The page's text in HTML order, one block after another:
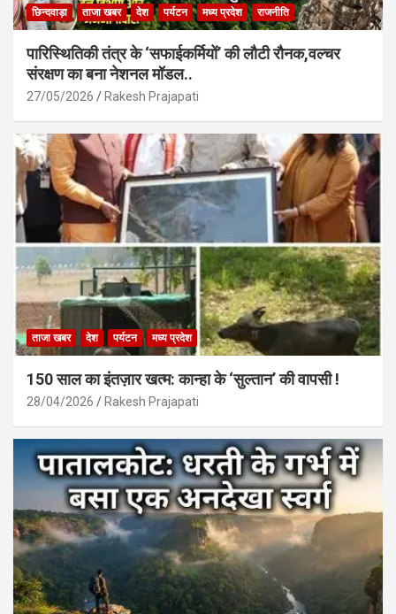
छिन्दवाड़ा ताजा खबर देश पर्यटन मध्य प्रदेश राजनीति
पारिस्थितिकी तंत्र के ‘सफाईकर्मियों’ की लौटी रौनक,वल्चर
संरक्षण का बना नेशनल मॉडल..
27/05/2026 Rakesh Prajapati
ताजा खबर देश पर्यटन मध्य प्रदेश
150 साल का इंतज़ार खत्म: कान्हा के ‘सुल्तान’ की वापसी !
28/04/2026 Rakesh Prajapati